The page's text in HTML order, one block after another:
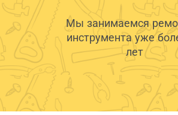
Мы занимаемся
инструмента уже
лет